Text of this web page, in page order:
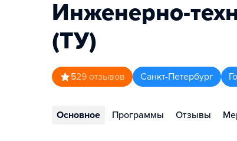
Инженерно-
(ТУ)
529 отзывов Санкт-Петербург
Основное Программы Отзывы